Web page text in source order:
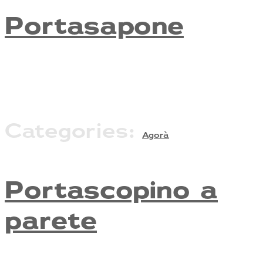
Portasapone
Categories: Agorà
Portascopino a
parete